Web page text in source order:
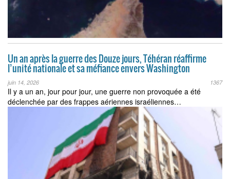
Un an après la guerre des Douze jours, Téhéran réaffirme
l’unité nationale et sa méfiance envers Washington
juin 14, 2026 1367
Il y a un an, jour pour jour, une guerre non provoquée a été
déclenchée par des frappes aériennes israéliennes…